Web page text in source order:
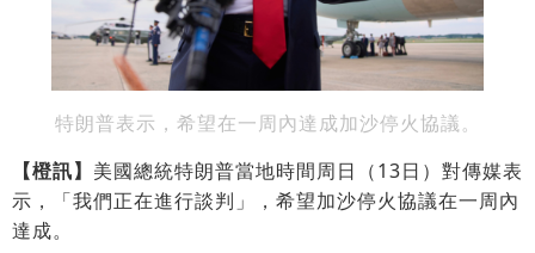
特朗普表示，希望在一周內達成加沙停火協議。
【橙訊】 美國總統特朗普當地時間周日（13日）對傳媒表
示，「我們正在進行談判」，希望加沙停火協議在一周內
達成。